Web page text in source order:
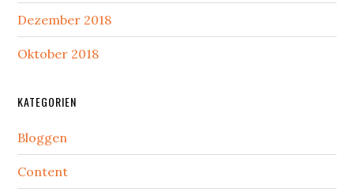
Dezember 2018
Oktober 2018
KATEGORIEN
Bloggen
Content